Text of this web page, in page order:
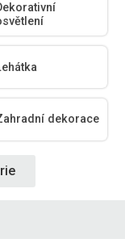
dekorace